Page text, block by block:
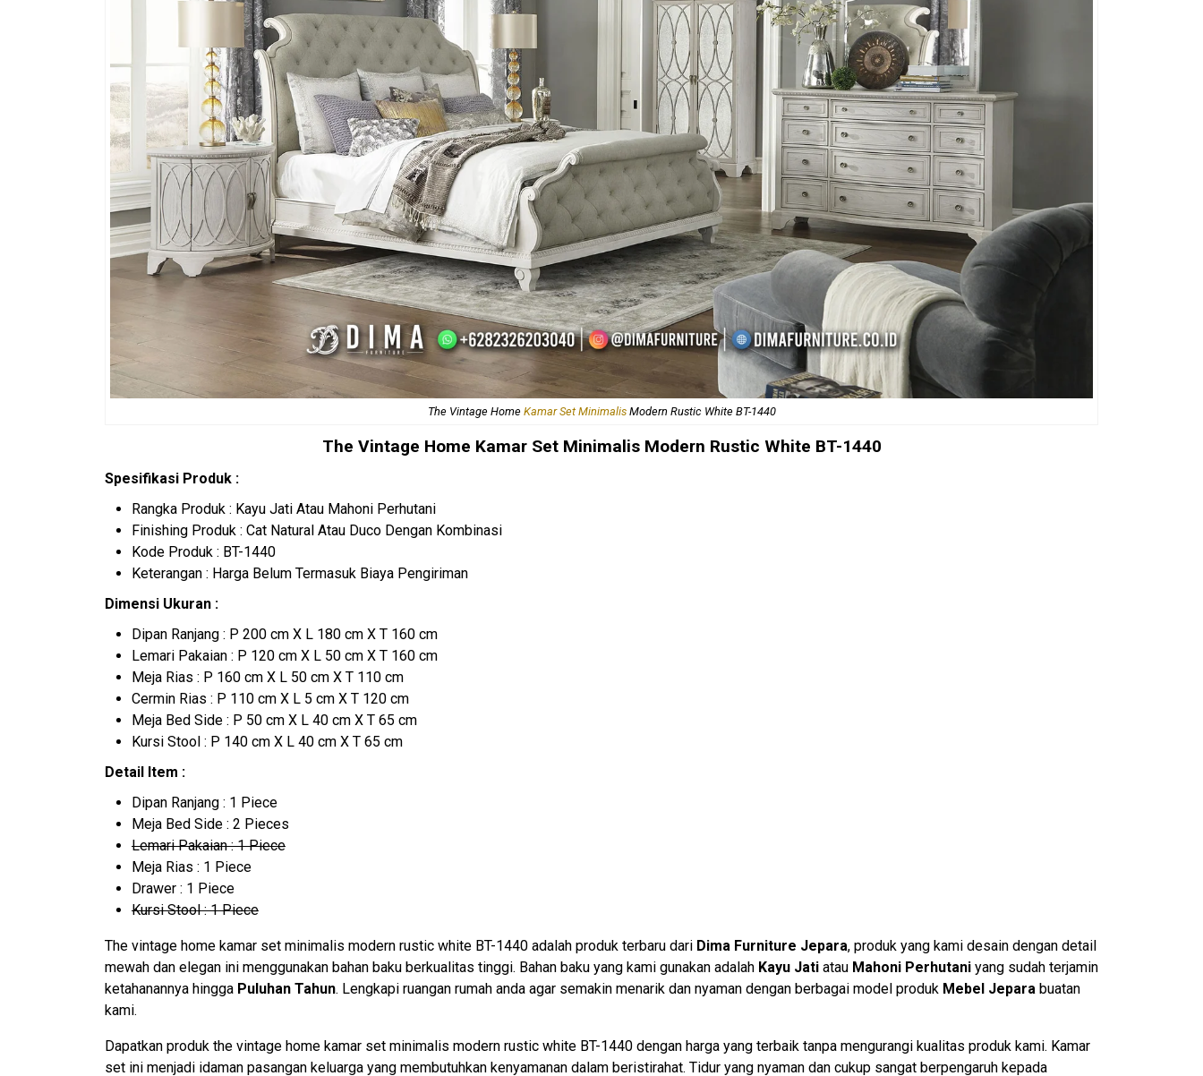
The Vintage Home Kamar Set MinimalisModern Rustic White BT-1440
The Vintage Home Kamar Set Minimalis Modern Rustic White BT-1440
Spesifikasi Produk :
Rangka Produk : Kayu Jati Atau Mahoni Perhutani
Finishing Produk : Cat Natural Atau Duco Dengan Kombinasi
Kode Produk : BT-1440
Keterangan : Harga Belum Termasuk Biaya Pengiriman
Dimensi Ukuran :
Dipan Ranjang : P 200 cm X L 180 cm X T 160 cm
Lemari Pakaian : P 120 cm X L 50 cm X T 160 cm
Meja Rias : P 160 cm X L 50 cm X T 110 cm
Cermin Rias : P 110 cm X L 5 cm X T 120 cm
Meja Bed Side : P 50 cm X L 40 cm X T 65 cm
Kursi Stool : P 140 cm X L 40 cm X T 65 cm
Detail Item :
Dipan Ranjang : 1 Piece
Meja Bed Side : 2 Pieces
Lemari Pakaian : 1 Piece
Meja Rias : 1 Piece
Drawer : 1 Piece
Kursi Stool : 1 Piece
The vintage home kamar set minimalis modern rustic white BT-1440 adalah produk terbaru dari Dima Furniture Jepara, produk yang kami desain dengan detail
mewah dan elegan ini menggunakan bahan baku berkualitas tinggi. Bahan baku yang kami gunakan adalah Kayu Jati atau Mahoni Perhutani yang sudah terjamin
ketahanannya hingga Puluhan Tahun. Lengkapi ruangan rumah anda agar semakin menarik dan nyaman dengan berbagai model produk Mebel Jepara buatan
kami.
Dapatkan produk the vintage home kamar set minimalis modern rustic white BT-1440 dengan harga yang terbaik tanpa mengurangi kualitas produk kami. Kamar
set ini menjadi idaman pasangan keluarga yang membutuhkan kenyamanan dalam beristirahat. Tidur yang nyaman dan cukup sangat berpengaruh kepada